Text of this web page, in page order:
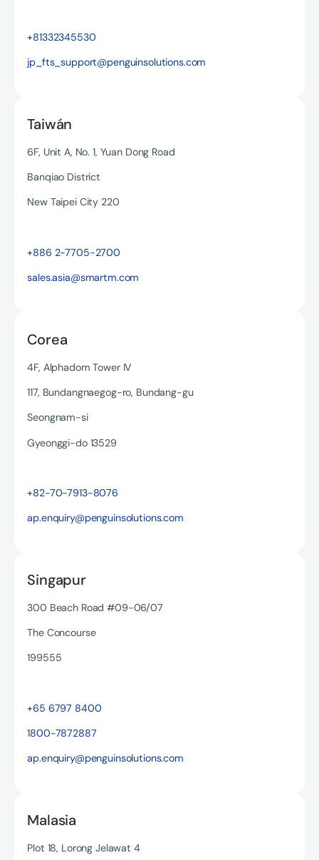
+81332345530
jp_fts_support@penguinsolutions.com
Taiwán
6F, Unit A, No. 1, Yuan Dong Road
Banqiao District
New Taipei City 220
+886 2-7705-2700
sales.asia@smartm.com
Corea
4F, Alphadom Tower IV
117, Bundangnaegog-ro, Bundang-gu
Seongnam-si
Gyeonggi-do 13529
+82-70-7913-8076
ap.enquiry@penguinsolutions.com
Singapur
300 Beach Road #09-06/07
The Concourse
199555
+65 6797 8400
1800-7872887
ap.enquiry@penguinsolutions.com
Malasia
Plot 18, Lorong Jelawat 4